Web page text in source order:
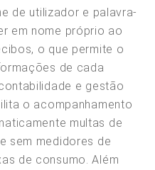
de utilizador e palavra-
em nome próprio ao
o que permite o
de cada
e gestão
o acompanhamento
multas de
sem medidores de
de consumo. Além